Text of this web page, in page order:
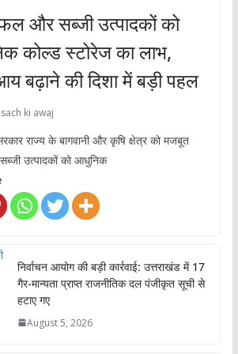
और सब्जी उत्पादकों को
कोल्ड स्टोरेज का लाभ,
बढ़ाने की दिशा में बड़ी पहल
sach ki awaj
राज्य के बागवानी और कृषि क्षेत्र को मजबूत
उत्पादकों को आधुनिक
निर्वाचन आयोग की बड़ी कार्रवाई: उत्तराखंड में 17
गैर-मान्यता प्राप्त राजनीतिक दल पंजीकृत सूची से
हटाए गए
August 5, 2026